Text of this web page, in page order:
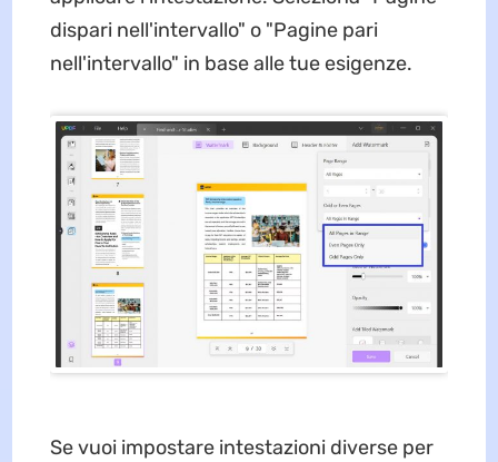
dispari nell'intervallo" o "Pagine pari
nell'intervallo" in base alle tue esigenze.
Se vuoi impostare intestazioni diverse per